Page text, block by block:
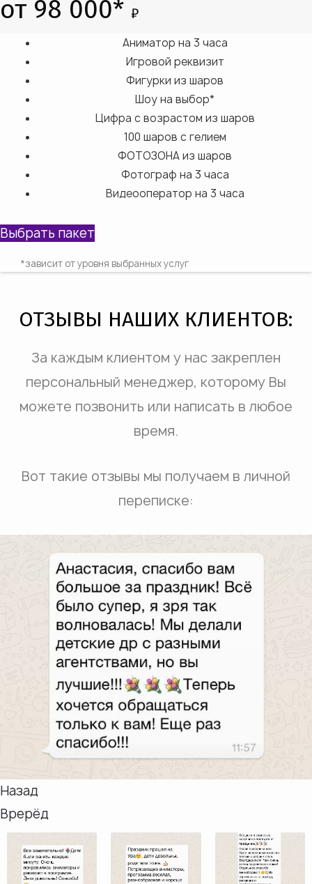
от 98 000* ₽
Аниматор на 3 часа​
Игровой реквизит
Фигурки из шаров
Шоу на выбор*
Цифра с возрастом из шаров
100 шаров с гелием
ФОТОЗОНА из шаров
Фотограф на 3 часа
Видеооператор на 3 часа
Выбрать пакет
*зависит от уровня выбранных услуг
ОТЗЫВЫ НАШИХ КЛИЕНТОВ:
За каждым клиентом у нас закреплен
персональный менеджер, которому Вы
можете позвонить или написать в любое
время.
Вот такие отзывы мы получаем в личной
переписке:
Назад
Врерёд